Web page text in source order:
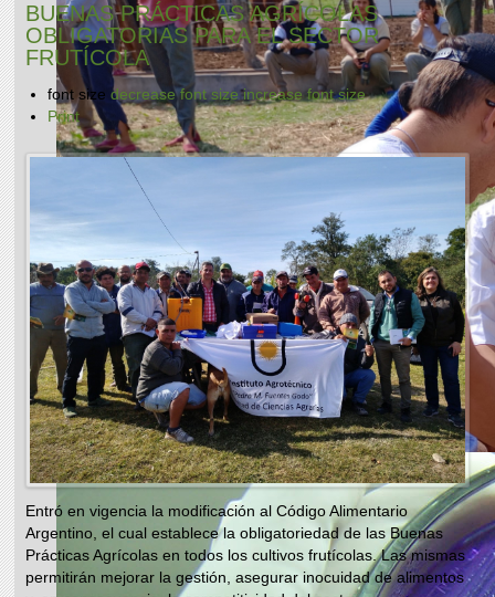
BUENAS PRÁCTICAS AGRÍCOLAS
OBLIGATORIAS PARA EL SECTOR
FRUTÍCOLA
font size decrease font size increase font size
Print
Entró en vigencia la modificación al Código Alimentario
Argentino, el cual establece la obligatoriedad de las Buenas
Prácticas Agrícolas en todos los cultivos frutícolas. Las mismas
permitirán mejorar la gestión, asegurar inocuidad de alimentos